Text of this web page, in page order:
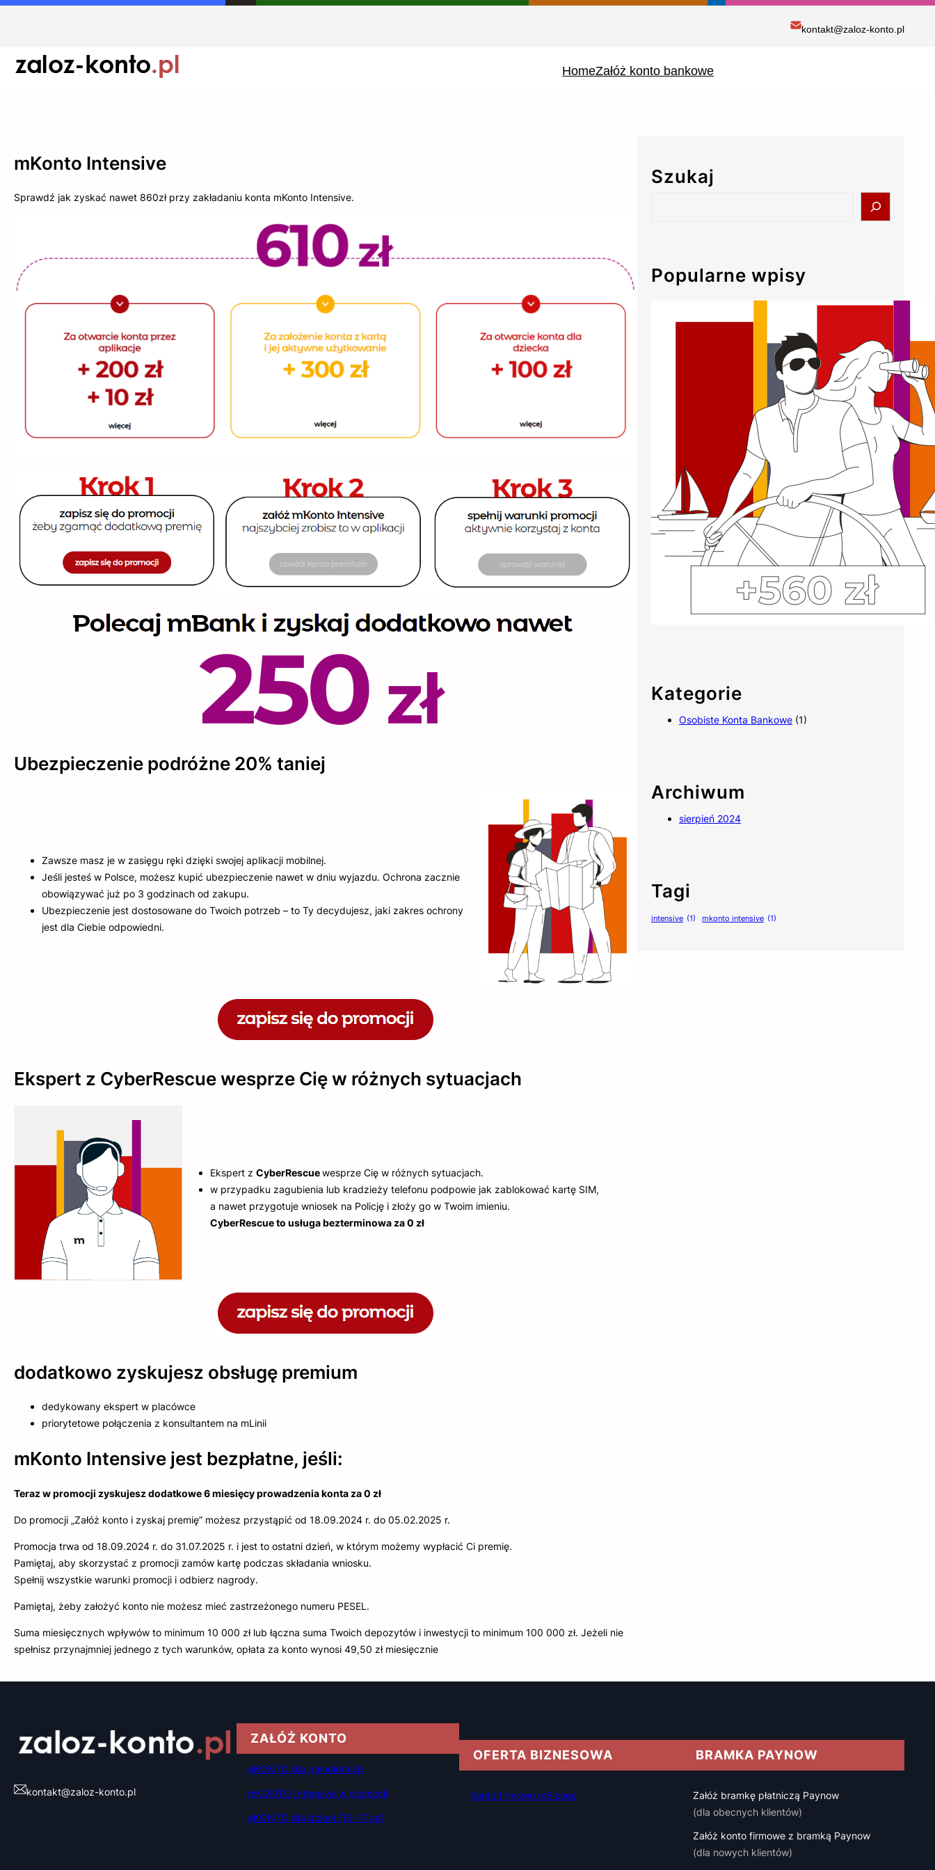
Przejdź
kontakt@zaloz-konto.pl
HomeZałóż konto bankowe
mKonto Intensive
Sprawdź jak zyskać nawet 860zł przy zakładaniu konta mKonto Intensive.
Ubezpieczenie podróżne 20% taniej
Zawsze masz je w zasięgu ręki dzięki swojej aplikacji mobilnej.
Jeśli jesteś w Polsce, możesz kupić ubezpieczenie nawet w dniu wyjazdu. Ochrona zacznie
obowiązywać już po 3 godzinach od zakupu.
Ubezpieczenie jest dostosowane do Twoich potrzeb – to Ty decydujesz, jaki zakres ochrony
jest dla Ciebie odpowiedni.
Ekspert z CyberRescue wesprze Cię w różnych sytuacjach
Ekspert z CyberRescuewesprze Cię w różnych sytuacjach.
w przypadku zagubienia lub kradzieży telefonu podpowie jak zablokować kartę SIM,
a nawet przygotuje wniosek na Policję i złoży go w Twoim imieniu.
CyberRescue to usługa bezterminowa za 0 zł
dodatkowo zyskujesz obsługę premium
dedykowany ekspert w placówce
priorytetowe połączenia z konsultantem na mLinii
mKonto Intensive jest bezpłatne, jeśli:
Teraz w promocji zyskujesz dodatkowe 6 miesięcy prowadzenia konta za 0 zł
Do promocji „Załóż konto i zyskaj premię” możesz przystąpić od 18.09.2024 r. do 05.02.2025 r.
Promocja trwa od 18.09.2024 r. do 31.07.2025 r. i jest to ostatni dzień, w którym możemy wypłacić Ci premię.
Pamiętaj, aby skorzystać z promocji zamów kartę podczas składania wniosku.
Spełnij wszystkie warunki promocji i odbierz nagrody.
Pamiętaj, żeby założyć konto nie możesz mieć zastrzeżonego numeru PESEL.
Suma miesięcznych wpływów to minimum 10 000 zł lub łączna suma Twoich depozytów i inwestycji to minimum 100 000 zł. Jeżeli nie
spełnisz przynajmniej jednego z tych warunków, opłata za konto wynosi 49,50 zł miesięcznie
Szukaj
c
h
Popularne wpisy
mKonto Intensive
mKonto Intensive Sprawdź jak zyskać
nawet 860zł przy zakładaniu konta
mKonto Intensive. Ubezpieczenie
podróżne 20% taniej Ekspert z
CyberRescue wesprze Cię w różnych
sytuacjach dodatkowo zyskujesz obsługę
premium mKonto Intensive jest bezpłatne,
jeśli: Teraz w promocji zyskujesz
dodatkowe 6 miesięcy prowadzenia konta
za 0 zł Do promocji „Załóż konto i zyskaj
premię” możesz przystąpić od
18.09.2024 r. do 05.02.2025 r. Promocja…
Kategorie
Osobiste Konta Bankowe (1)
Archiwum
sierpień 2024
Tagi
intensive (1) mkonto intensive (1)
kontakt@zaloz-konto.pl
ZAŁÓŻ KONTO
eKONTO dla pełnoletnich
mKONTO Intensive w promocji
eKONTO dla dzieci (13-17 lat)
OFERTA BIZNESOWA
Konto firmowe mBiznes
BRAMKA PAYNOW
Załóż bramkę płatniczą Paynow
(dla obecnych klientów)
Załóż konto firmowe z bramką Paynow
(dla nowych klientów)